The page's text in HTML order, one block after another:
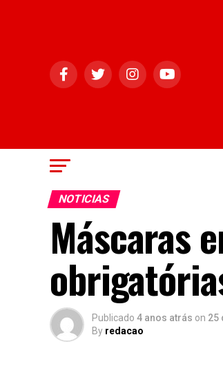
NOTICIAS
Máscaras
Publicado 4 anos atrás on 25
By redacao